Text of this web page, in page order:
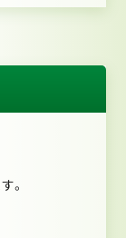
。